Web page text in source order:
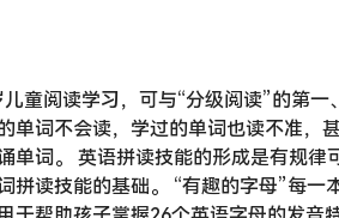
童阅读学习，可与“分级阅读”的第
单词不会读，学过的单词也读不准，
单词。 英语拼读技能的形成是有规律
拼读技能的基础。 “有趣的字母”每一